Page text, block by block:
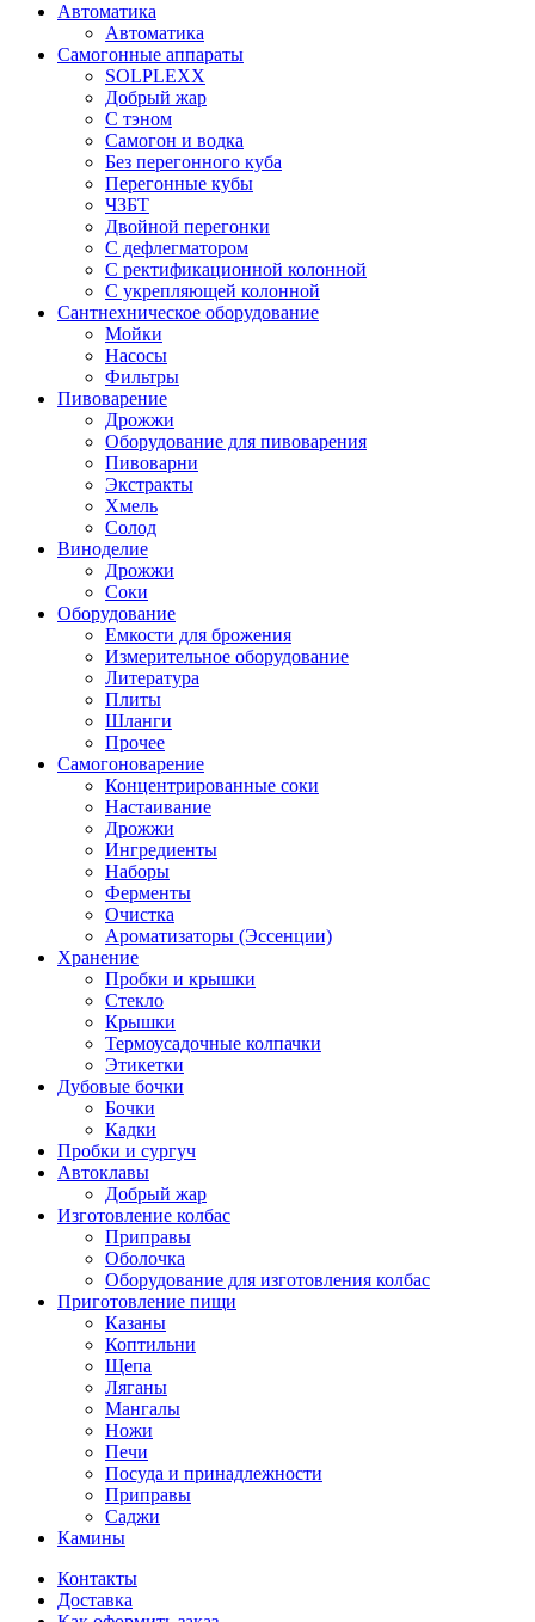
Автоматика
Автоматика
Самогонные аппараты
SOLPLEXX
Добрый жар
С тэном
Самогон и водка
Без перегонного куба
Перегонные кубы
ЧЗБТ
Двойной перегонки
С дефлегматором
С ректификационной колонной
С укрепляющей колонной
Сантнехническое оборудование
Мойки
Насосы
Фильтры
Пивоварение
Дрожжи
Оборудование для пивоварения
Пивоварни
Экстракты
Хмель
Солод
Виноделие
Дрожжи
Соки
Оборудование
Емкости для брожения
Измерительное оборудование
Литература
Плиты
Шланги
Прочее
Самогоноварение
Концентрированные соки
Настаивание
Дрожжи
Ингредиенты
Наборы
Ферменты
Очистка
Ароматизаторы (Эссенции)
Хранение
Пробки и крышки
Стекло
Крышки
Термоусадочные колпачки
Этикетки
Дубовые бочки
Бочки
Кадки
Пробки и сургуч
Автоклавы
Добрый жар
Изготовление колбас
Приправы
Оболочка
Оборудование для изготовления колбас
Приготовление пищи
Казаны
Коптильни
Щепа
Ляганы
Мангалы
Ножи
Печи
Посуда и принадлежности
Приправы
Саджи
Камины
Контакты
Доставка